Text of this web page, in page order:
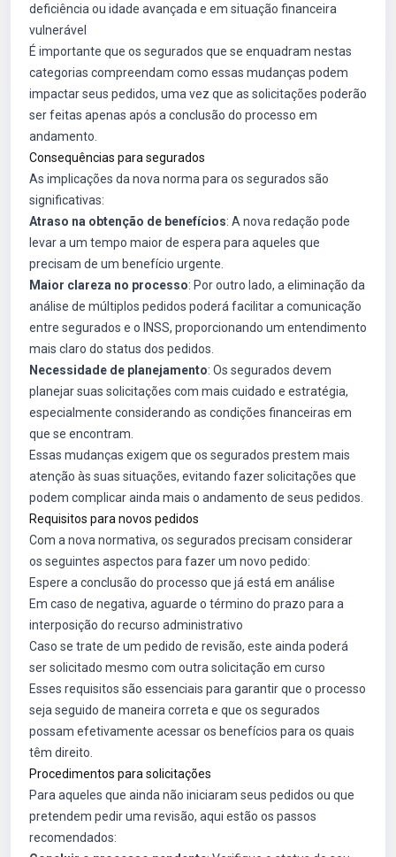
deficiência ou idade avançada e em situação financeira
vulnerável
É importante que os segurados que se enquadram nestas
categorias compreendam como essas mudanças podem
impactar seus pedidos, uma vez que as solicitações poderão
ser feitas apenas após a conclusão do processo em
andamento.
Consequências para segurados
As implicações da nova norma para os segurados são
significativas:
Atraso na obtenção de benefícios: A nova redação pode
levar a um tempo maior de espera para aqueles que
precisam de um benefício urgente.
Maior clareza no processo: Por outro lado, a eliminação da
análise de múltiplos pedidos poderá facilitar a comunicação
entre segurados e o INSS, proporcionando um entendimento
mais claro do status dos pedidos.
Necessidade de planejamento: Os segurados devem
planejar suas solicitações com mais cuidado e estratégia,
especialmente considerando as condições financeiras em
que se encontram.
Essas mudanças exigem que os segurados prestem mais
atenção às suas situações, evitando fazer solicitações que
podem complicar ainda mais o andamento de seus pedidos.
Requisitos para novos pedidos
Com a nova normativa, os segurados precisam considerar
os seguintes aspectos para fazer um novo pedido:
Espere a conclusão do processo que já está em análise
Em caso de negativa, aguarde o término do prazo para a
interposição do recurso administrativo
Caso se trate de um pedido de revisão, este ainda poderá
ser solicitado mesmo com outra solicitação em curso
Esses requisitos são essenciais para garantir que o processo
seja seguido de maneira correta e que os segurados
possam efetivamente acessar os benefícios para os quais
têm direito.
Procedimentos para solicitações
Para aqueles que ainda não iniciaram seus pedidos ou que
pretendem pedir uma revisão, aqui estão os passos
recomendados: